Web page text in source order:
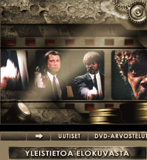
Hyppää pääsisältöön